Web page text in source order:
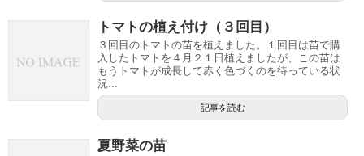
トマトの植え付け（３回目）
３回目のトマトの苗を植えました。１回目は苗で購
入したトマトを４月２１日植えましたが、この苗は
もうトマトが成長して赤く色づくのを待っている状
況...
記事を読む
夏野菜の苗